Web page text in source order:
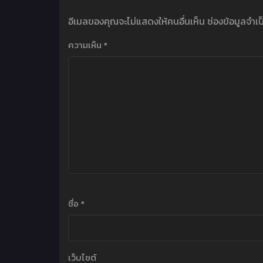
อีเมลของคุณจะไม่แสดงให้คนอื่นเห็น ช่องข้อมูลจำเ
ความเห็น *
ชื่อ *
เว็บไซต์